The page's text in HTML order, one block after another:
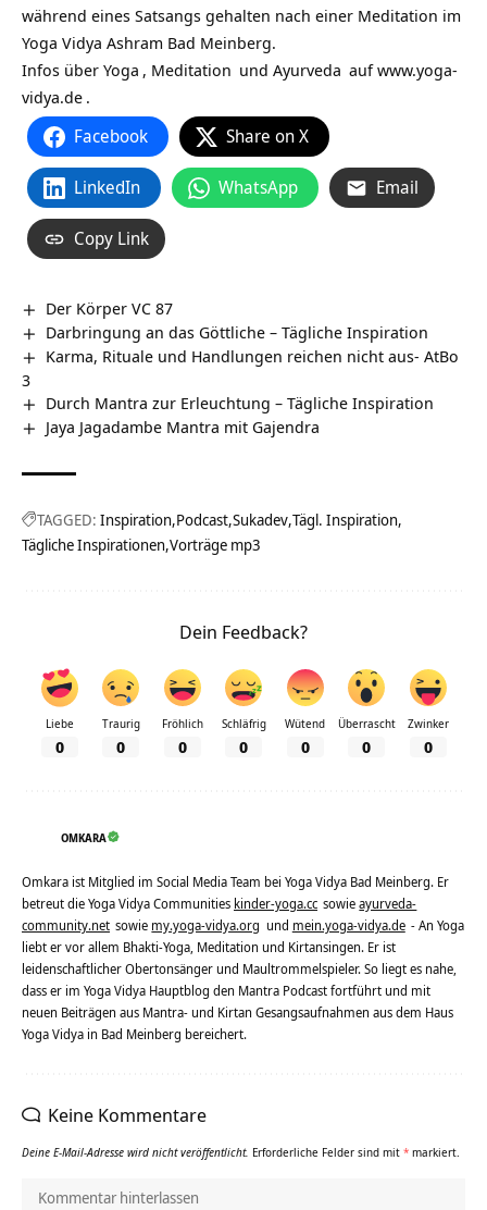
während eines Satsangs gehalten nach einer Meditation im
Yoga Vidya Ashram Bad Meinberg.
Infos über Yoga , Meditation und Ayurveda aufwww.yoga-
vidya.de .
Facebook Share on X
LinkedIn WhatsApp Email
Copy Link
Der Körper VC 87
Darbringung an das Göttliche – Tägliche Inspiration
Karma, Rituale und Handlungen reichen nicht aus- AtBo
3
Durch Mantra zur Erleuchtung – Tägliche Inspiration
Jaya Jagadambe Mantra mit Gajendra
TAGGED: Inspiration Podcast Sukadev Tägl. Inspiration
Tägliche Inspirationen Vorträge mp3
Dein Feedback?
Liebe
0
Traurig
0
Fröhlich
0
Schläfrig
0
Wütend
0
Überrascht
0
Zwinker
0
OMKARA
Omkara ist Mitglied im Social Media Team bei Yoga Vidya Bad Meinberg. Er
betreut die Yoga Vidya Communities kinder-yoga.cc sowieayurveda-
community.net sowie my.yoga-vidya.org und mein.yoga-vidya.de - An Yoga
liebt er vor allem Bhakti-Yoga, Meditation und Kirtansingen. Er ist
leidenschaftlicher Obertonsänger und Maultrommelspieler. So liegt es nahe,
dass er im Yoga Vidya Hauptblog den Mantra Podcast fortführt und mit
neuen Beiträgen aus Mantra- und Kirtan Gesangsaufnahmen aus dem Haus
Yoga Vidya in Bad Meinberg bereichert.
Keine Kommentare
Deine E-Mail-Adresse wird nicht veröffentlicht. Erforderliche Felder sind mit * markiert.